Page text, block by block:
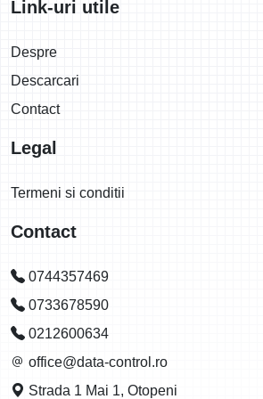
Link-uri utile
Despre
Descarcari
Contact
Legal
Termeni si conditii
Contact
0744357469
0733678590
0212600634
office@data-control.ro
Strada 1 Mai 1, Otopeni